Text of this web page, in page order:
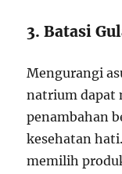
3. Batasi
Mengurangi
natrium dapat
penambahan
kesehatan
memilih